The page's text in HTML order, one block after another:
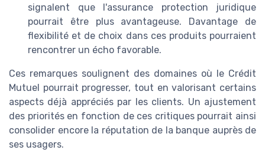
signalent que l'assurance protection juridique
pourrait être plus avantageuse. Davantage de
flexibilité et de choix dans ces produits pourraient
rencontrer un écho favorable.
Ces remarques soulignent des domaines où le Crédit
Mutuel pourrait progresser, tout en valorisant certains
aspects déjà appréciés par les clients. Un ajustement
des priorités en fonction de ces critiques pourrait ainsi
consolider encore la réputation de la banque auprès de
ses usagers.